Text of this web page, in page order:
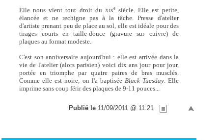
Elle nous vient tout droit du XIXesiècle. Elle est petite,
élancée et ne rechigne pas à la tâche. Presse d'atelier
d'artiste prenant peu de place au sol, elle est idéale pour des
tirages courts en taille-douce (gravure sur cuivre) de
plaques au format modeste.
C'est son anniversaire aujourd'hui : elle est arrivée dans la
vie de l'atelier (alors parisien) voici dix ans jour pour jour,
portée en triomphe par quatre paires de bras musclés.
Comme elle est noire, on l'a baptisée Black Tuesday. Elle
imprime sans coup férir des plaques de 9-11 pouces...
Publié le 11/09/2011 @ 11:21